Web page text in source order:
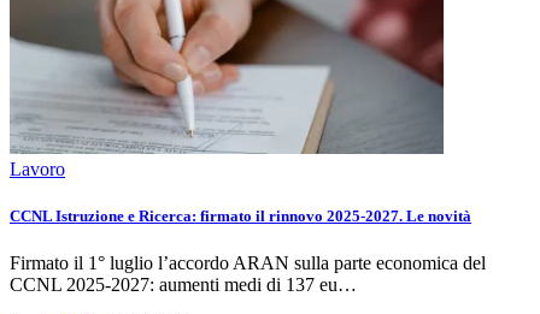
Lavoro
CCNL Istruzione e Ricerca: firmato il rinnovo 2025-2027. Le novità
Firmato il 1° luglio l’accordo ARAN sulla parte economica del
CCNL 2025-2027: aumenti medi di 137 eu…